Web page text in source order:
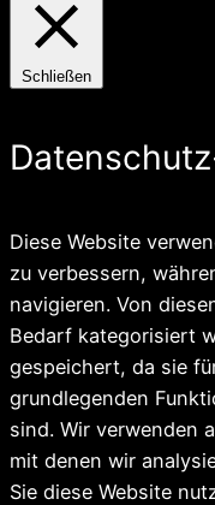
Schließen
Diese Website
zu verbessern,
navigieren. Von
Bedarf kategorisiert
gespeichert, da sie
grundlegenden
sind. Wir verwenden
mit denen wir
Sie diese Website